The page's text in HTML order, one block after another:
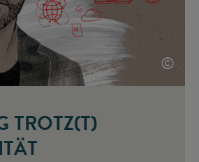
©
TROTZ(T)